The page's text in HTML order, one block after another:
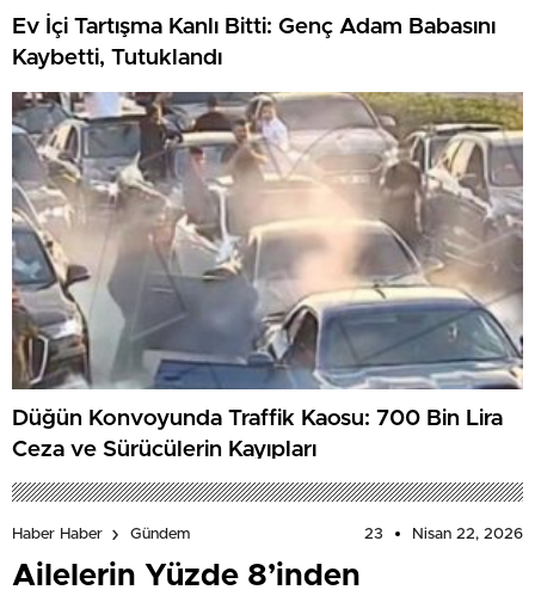
Ev İçi Tartışma Kanlı Bitti: Genç Adam Babasını
Kaybetti, Tutuklandı
Düğün Konvoyunda Traffik Kaosu: 700 Bin Lira
Ceza ve Sürücülerin Kayıpları
Haber Haber Gündem 23 Nisan 22, 2026
Ailelerin Yüzde 8’inden